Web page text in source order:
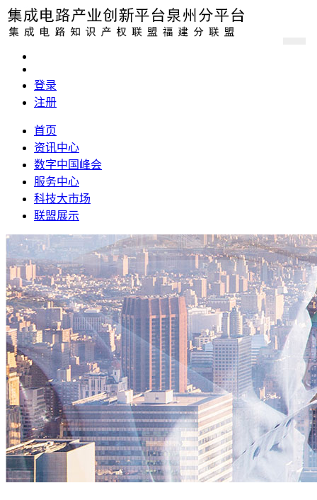
登录
注册
首页
资讯中心
数字中国峰会
服务中心
科技大市场
联盟展示